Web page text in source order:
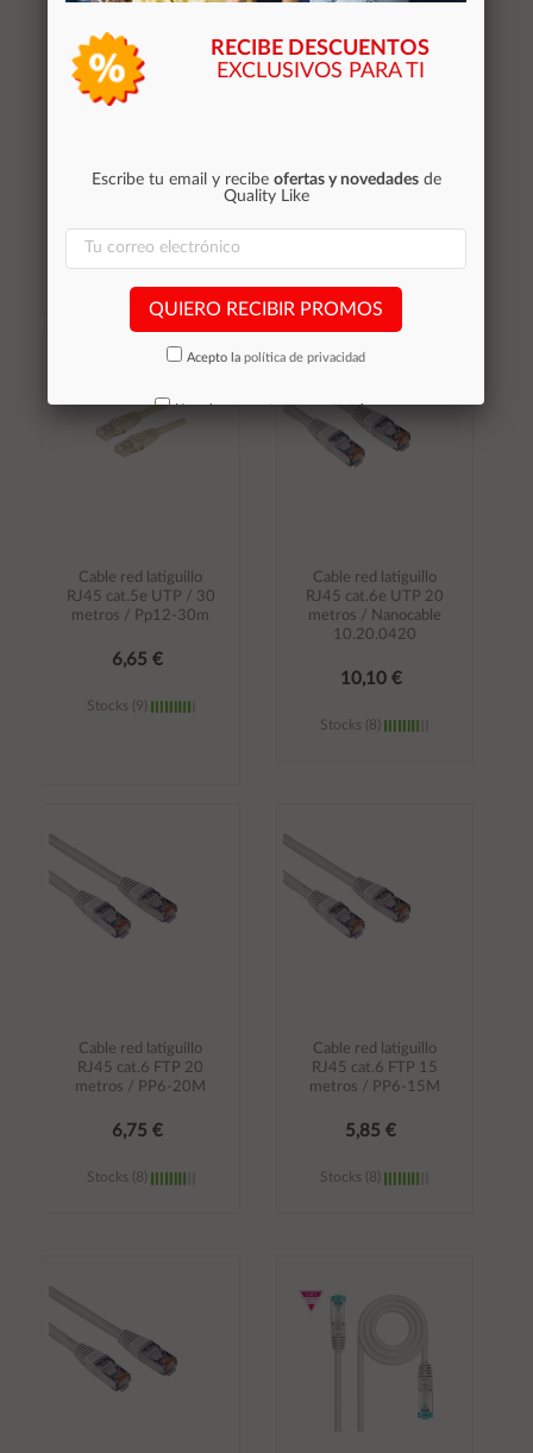
Cable red latiguillo
RJ45 Cat.7 SFTP /
Stocks (10)
Añadir al
carrito
0,65 €
Añadir al
carrito
Cable red latiguillo
RJ45 cat.5e UTP / 30
metros / Pp12-30m
6,65 €
Stocks (9)
Cable red latiguillo
RJ45 cat.6e UTP 20
metros / Nanocable
10.20.0420
10,10 €
Stocks (8)
Cable red latiguillo
RJ45 cat.6 FTP 20
metros / PP6-20M
6,75 €
Stocks (8)
Cable red latiguillo
RJ45 cat.6 FTP 15
metros / PP6-15M
5,85 €
Stocks (8)
carrito
RECIBE DESCUENTOS
EXCLUSIVOS PARA TI
Escribe tu email y recibe ofertas y novedadesde
Quality Like
QUIERO RECIBIR PROMOS
Acepto la política de privacidad
No volver a mostrar mas este aviso